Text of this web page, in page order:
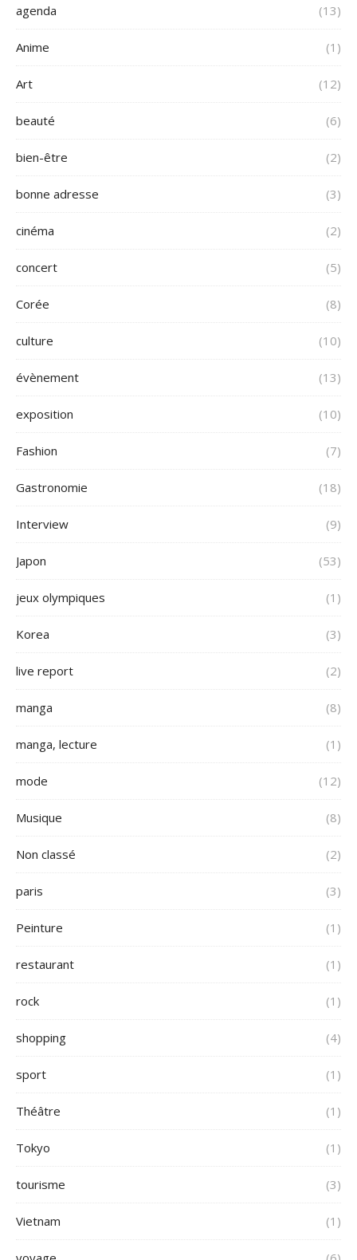
agenda (13)
Anime (1)
Art (12)
beauté (6)
bien-être (2)
bonne adresse (3)
cinéma (2)
concert (5)
Corée (8)
culture (10)
évènement (13)
exposition (10)
Fashion (7)
Gastronomie (18)
Interview (9)
Japon (53)
jeux olympiques (1)
Korea (3)
live report (2)
manga (8)
manga, lecture (1)
mode (12)
Musique (8)
Non classé (2)
paris (3)
Peinture (1)
restaurant (1)
rock (1)
shopping (4)
sport (1)
Théâtre (1)
Tokyo (1)
tourisme (3)
Vietnam (1)